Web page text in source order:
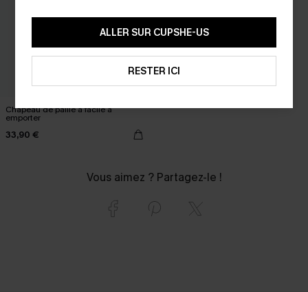
Chapeau de paille à facile à
emporter
33,90 €
Vous aimez ? Partagez-le !
ALLER SUR CUPSHE-US
RESTER ICI